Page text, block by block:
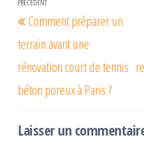
de
l’article
Article
précédent
PRÉCÉDENT
Comment préparer un
terrain avant une
rénovation court de tennis
béton poreux à Paris ?
Laisser un